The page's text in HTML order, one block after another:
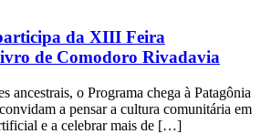
da XIII Feira
de Comodoro Rivadavia
ancestrais, o Programa chega à Patagônia
a pensar a cultura comunitária em
e a celebrar mais de […]